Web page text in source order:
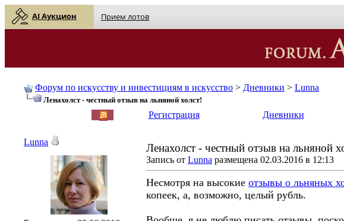
AI Аукцион Прием лотов
Форум по искусству и инвестициям в искусство > Дневники > Lunna
Ленахолст - честный отзыв на льняной холст!
Регистрация Дневники
Ленахолст - честный отзыв на льняной
Запись от Lunna размещена 02.03.2016 в 12:13
Несмотря на высокие отзывы о льняных
копеек, а, возможно, целый рубль.
Lunna